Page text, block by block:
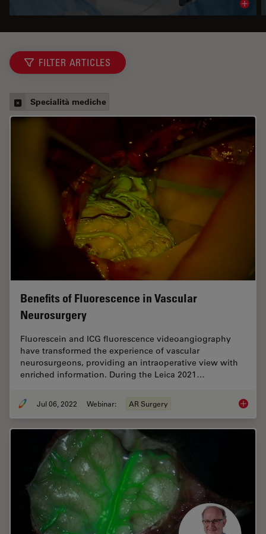
FILTER ARTICLES
Specialità mediche
Benefits of Fluorescence in Vascular
Neurosurgery
Fluorescein and ICG fluorescence videoangiography
have transformed the experience of vascular
neurosurgeons, providing an intraoperative view with
enriched information. During the Leica 2021…
Jul 06, 2022 Webinar: AR Surgery